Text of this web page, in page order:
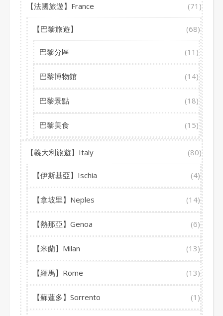
【法國旅遊】France (71)
【巴黎旅遊】 (68)
巴黎分區 (11)
巴黎博物館 (14)
巴黎景點 (18)
巴黎美食 (15)
【義大利旅遊】Italy (80)
【伊斯基亞】Ischia (4)
【拿坡里】Neples (14)
【熱那亞】Genoa (6)
【米蘭】Milan (13)
【羅馬】Rome (13)
【蘇蓮多】Sorrento (1)